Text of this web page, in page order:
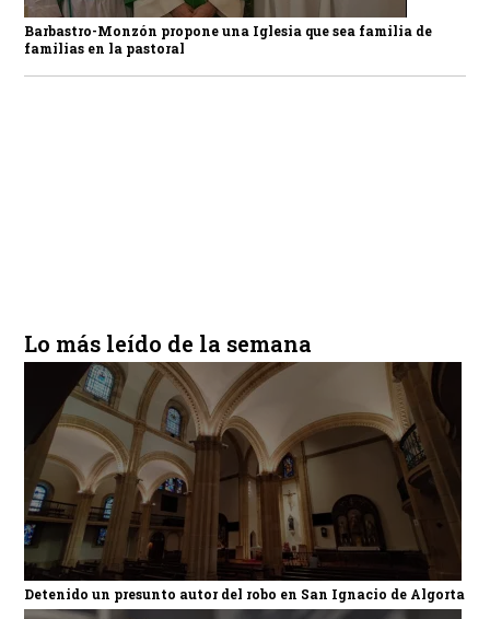
Barbastro-Monzón propone una Iglesia que sea familia de
familias en la pastoral
Lo más leído de la semana
Detenido un presunto autor del robo en San Ignacio de Algorta